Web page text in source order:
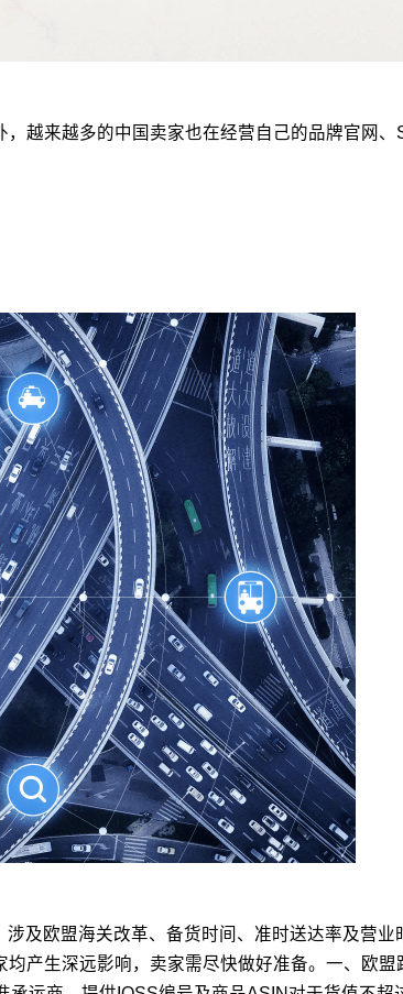
越来越多的中国卖家也在经营自己的品牌官网、
及欧盟海关改革、备货时间、准时送达率及营
产生深远影响，卖家需尽快做好准备。一、欧